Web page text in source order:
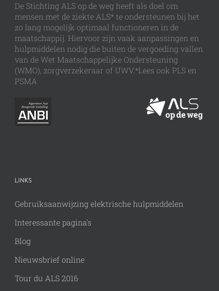
De Stichting ALS op de weg heeft als doel om
mensen met de ziekte ALS* te ondersteunen bij het
zo lang mogelijk optimaal functioneren in de
maatschappij. Hiervoor zijn vaak aanpassingen en
hulpmiddelen nodig die buiten de vergoeding vallen
van de Wet Maatschappelijke Ondersteuning
(WMO), zorgverzekeraar of UWV.*Lees ook PLS en
PSMA
LINKS
Gebruiksaanwijzing elektrische hulpmiddelen
Interessante pagina's
Blog
Nieuwsbrief online
Tour du ALS 2016